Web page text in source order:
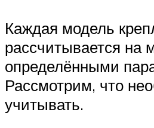
Каждая модель
рассчитывается на
определёнными
Рассмотрим, что
учитывать.